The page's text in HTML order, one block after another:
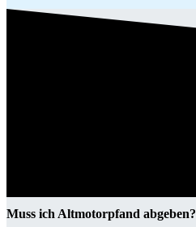
Muss ich Altmotorpfand abgeben?